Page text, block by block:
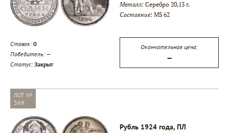
Металл: Серебро 20,13 г.
Состояние: MS 62
Ставок:0
Победитель: —
Статус:Закрыт
Окончательная цена:
—
ЛОТ №
369
Рубль 1924 года, ПЛ